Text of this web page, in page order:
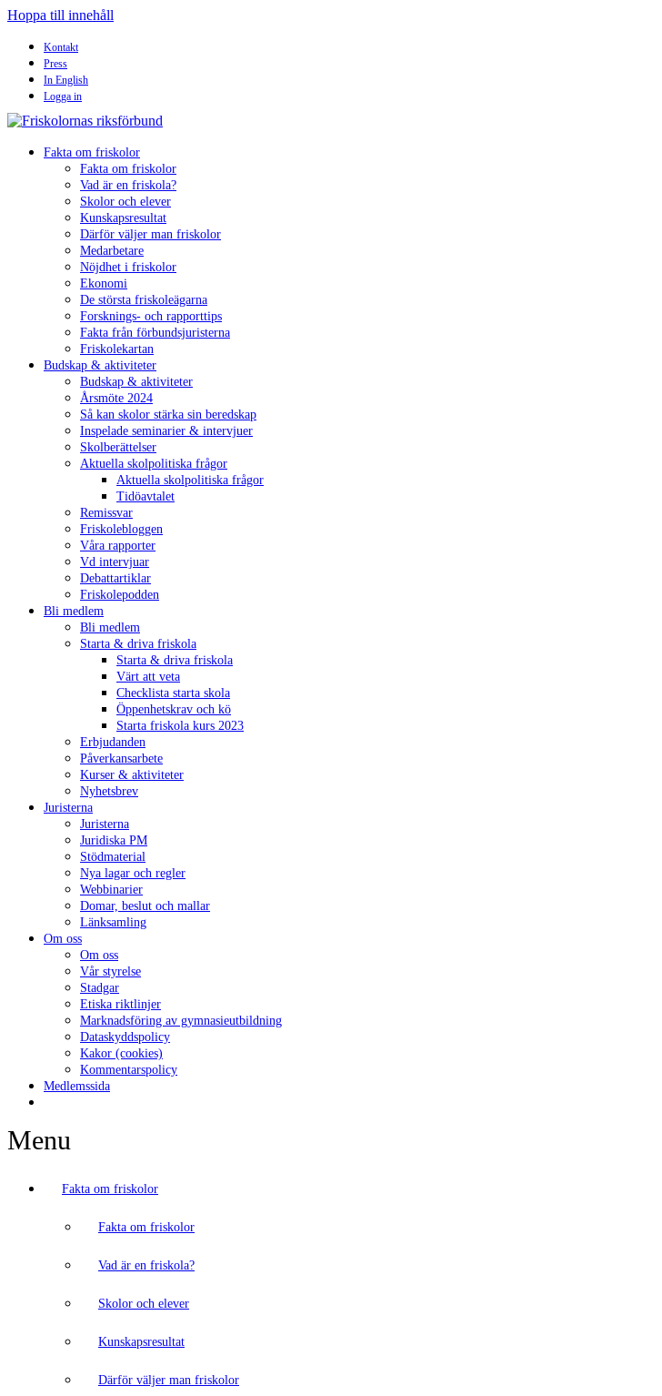
Hoppa till innehåll
Kontakt
Press
In English
Logga in
Fakta om friskolor
Fakta om friskolor
Vad är en friskola?
Skolor och elever
Kunskapsresultat
Därför väljer man friskolor
Medarbetare
Nöjdhet i friskolor
Ekonomi
De största friskoleägarna
Forsknings- och rapporttips
Fakta från förbundsjuristerna
Friskolekartan
Budskap & aktiviteter
Budskap & aktiviteter
Årsmöte 2024
Så kan skolor stärka sin beredskap
Inspelade seminarier & intervjuer
Skolberättelser
Aktuella skolpolitiska frågor
Aktuella skolpolitiska frågor
Tidöavtalet
Remissvar
Friskolebloggen
Våra rapporter
Vd intervjuar
Debattartiklar
Friskolepodden
Bli medlem
Bli medlem
Starta & driva friskola
Starta & driva friskola
Värt att veta
Checklista starta skola
Öppenhetskrav och kö
Starta friskola kurs 2023
Erbjudanden
Påverkansarbete
Kurser & aktiviteter
Nyhetsbrev
Juristerna
Juristerna
Juridiska PM
Stödmaterial
Nya lagar och regler
Webbinarier
Domar, beslut och mallar
Länksamling
Om oss
Om oss
Vår styrelse
Stadgar
Etiska riktlinjer
Marknadsföring av gymnasieutbildning
Dataskyddspolicy
Kakor (cookies)
Kommentarspolicy
Medlemssida
Menu
Fakta om friskolor
Fakta om friskolor
Vad är en friskola?
Skolor och elever
Kunskapsresultat
Därför väljer man friskolor